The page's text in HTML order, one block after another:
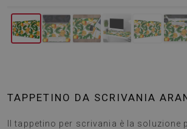
TAPPETINO DA SCRIVANIA
Il tappetino per scrivania è la soluzione